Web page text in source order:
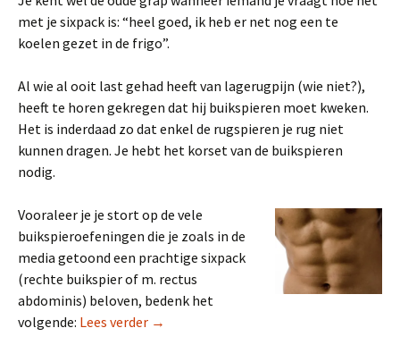
met je sixpack is: “heel goed, ik heb er net nog een te
koelen gezet in de frigo”.
Al wie al ooit last gehad heeft van lagerugpijn (wie niet?),
heeft te horen gekregen dat hij buikspieren moet kweken.
Het is inderdaad zo dat enkel de rugspieren je rug niet
kunnen dragen. Je hebt het korset van de buikspieren
nodig.
Vooraleer je je stort op de vele
buikspieroefeningen die je zoals in de
media getoond een prachtige sixpack
(rechte buikspier of m. rectus
abdominis) beloven, bedenk het
volgende: Lees verder Vergeet de sixpack
→